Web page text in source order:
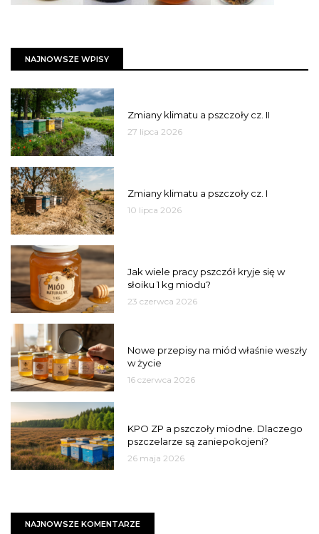
NAJNOWSZE WPISY
Zmiany klimatu a pszczoły cz. II
27 lipca 2026
Zmiany klimatu a pszczoły cz. I
10 lipca 2026
Jak wiele pracy pszczół kryje się w
słoiku 1 kg miodu?
23 czerwca 2026
Nowe przepisy na miód właśnie weszły
w życie
16 czerwca 2026
KPO ZP a pszczoły miodne. Dlaczego
pszczelarze są zaniepokojeni?
26 maja 2026
NAJNOWSZE KOMENTARZE